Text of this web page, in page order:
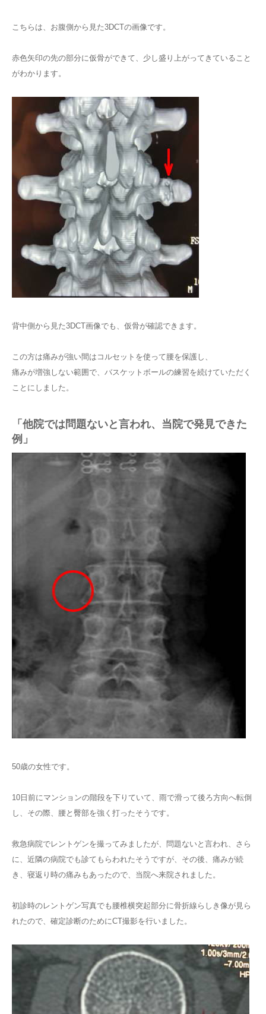
こちらは、お腹側から見た3DCTの画像です。
赤色矢印の先の部分に仮骨ができて、少し盛り上がってきていること
がわかります。
背中側から見た3DCT画像でも、仮骨が確認できます。
この方は痛みが強い間はコルセットを使って腰を保護し、
痛みが増強しない範囲で、バスケットボールの練習を続けていただく
ことにしました。
「他院では問題ないと言われ、当院で発見できた
例」
50歳の女性です。
10日前にマンションの階段を下りていて、雨で滑って後ろ方向へ転倒
し、その際、腰と臀部を強く打ったそうです。
救急病院でレントゲンを撮ってみましたが、問題ないと言われ、さら
に、近隣の病院でも診てもらわれたそうですが、その後、痛みが続
き、寝返り時の痛みもあったので、当院へ来院されました。
初診時のレントゲン写真でも腰椎横突起部分に骨折線らしき像が見ら
れたので、確定診断のためにCT撮影を行いました。